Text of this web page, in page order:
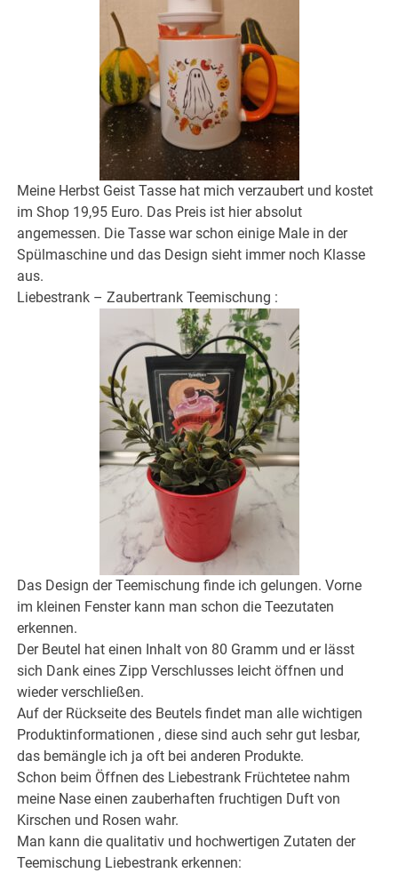
Meine Herbst Geist Tasse hat mich verzaubert und kostet
im Shop 19,95 Euro. Das Preis ist hier absolut
angemessen. Die Tasse war schon einige Male in der
Spülmaschine und das Design sieht immer noch Klasse
aus.
Liebestrank – Zaubertrank Teemischung :
Das Design der Teemischung finde ich gelungen. Vorne
im kleinen Fenster kann man schon die Teezutaten
erkennen.
Der Beutel hat einen Inhalt von 80 Gramm und er lässt
sich Dank eines Zipp Verschlusses leicht öffnen und
wieder verschließen.
Auf der Rückseite des Beutels findet man alle wichtigen
Produktinformationen , diese sind auch sehr gut lesbar,
das bemängle ich ja oft bei anderen Produkte.
Schon beim Öffnen des Liebestrank Früchtetee nahm
meine Nase einen zauberhaften fruchtigen Duft von
Kirschen und Rosen wahr.
Man kann die qualitativ und hochwertigen Zutaten der
Teemischung Liebestrank erkennen: